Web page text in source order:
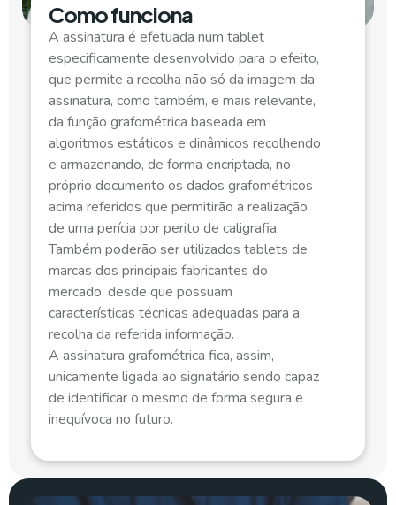
Como funciona
A assinatura é efetuada num tablet
especificamente desenvolvido para o efeito,
que permite a recolha não só da imagem da
assinatura, como também, e mais relevante,
da função grafométrica baseada em
algoritmos estáticos e dinâmicos recolhendo
e armazenando, de forma encriptada, no
próprio documento os dados grafométricos
acima referidos que permitirão a realização
de uma perícia por perito de caligrafia.
Também poderão ser utilizados tablets de
marcas dos principais fabricantes do
mercado, desde que possuam
características técnicas adequadas para a
recolha da referida informação.
A assinatura grafométrica fica, assim,
unicamente ligada ao signatário sendo capaz
de identificar o mesmo de forma segura e
inequívoca no futuro.